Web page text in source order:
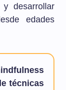
desarrollar
edades
técnicas